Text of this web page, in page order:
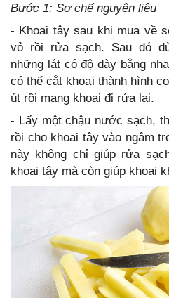
Bước 1: Sơ chế nguyên liệu
- Khoai tây sau khi mua về
vỏ rồi rửa sạch. Sau đó
những lát có độ dày bằng
có thể cắt khoai thành hình
út rồi mang khoai đi rửa lại.
- Lấy một chậu nước sạch,
rồi cho khoai tây vào ngâm
này không chỉ giúp rửa
khoai tây mà còn giúp khoai